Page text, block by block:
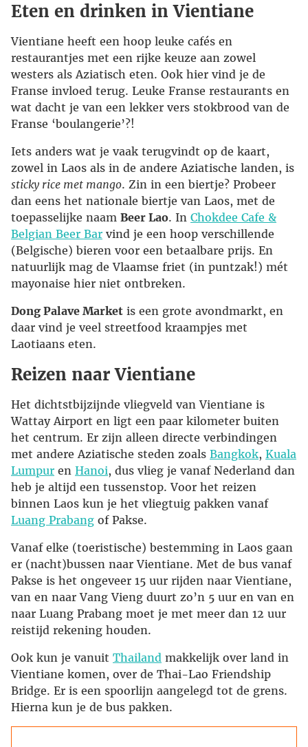
Eten en drinken in Vientiane
Vientiane heeft een hoop leuke cafés en
restaurantjes met een rijke keuze aan zowel
westers als Aziatisch eten. Ook hier vind je de
Franse invloed terug. Leuke Franse restaurants en
wat dacht je van een lekker vers stokbrood van de
Franse ‘boulangerie’?!
Iets anders wat je vaak terugvindt op de kaart,
zowel in Laos als in de andere Aziatische landen, is
sticky rice met mango. Zin in een biertje? Probeer
dan eens het nationale biertje van Laos, met de
toepasselijke naam Beer Lao. In Chokdee Cafe &
Belgian Beer Bar vind je een hoop verschillende
(Belgische) bieren voor een betaalbare prijs. En
natuurlijk mag de Vlaamse friet (in puntzak!) mét
mayonaise hier niet ontbreken.
Dong Palave Market is een grote avondmarkt, en
daar vind je veel streetfood kraampjes met
Laotiaans eten.
Reizen naar Vientiane
Het dichtstbijzijnde vliegveld van Vientiane is
Wattay Airport en ligt een paar kilometer buiten
het centrum. Er zijn alleen directe verbindingen
met andere Aziatische steden zoals Bangkok, Kuala
Lumpur en Hanoi, dus vlieg je vanaf Nederland dan
heb je altijd een tussenstop. Voor het reizen
binnen Laos kun je het vliegtuig pakken vanaf
Luang Prabang of Pakse.
Vanaf elke (toeristische) bestemming in Laos gaan
er (nacht)bussen naar Vientiane. Met de bus vanaf
Pakse is het ongeveer 15 uur rijden naar Vientiane,
van en naar Vang Vieng duurt zo’n 5 uur en van en
naar Luang Prabang moet je met meer dan 12 uur
reistijd rekening houden.
Ook kun je vanuit Thailand makkelijk over land in
Vientiane komen, over de Thai-Lao Friendship
Bridge. Er is een spoorlijn aangelegd tot de grens.
Hierna kun je de bus pakken.